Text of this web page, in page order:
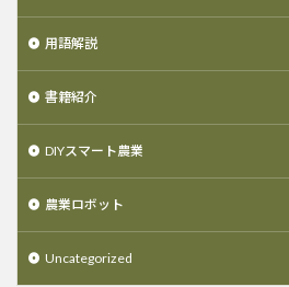
用語解説
書籍紹介
DIYスマート農業
農業ロボット
Uncategorized